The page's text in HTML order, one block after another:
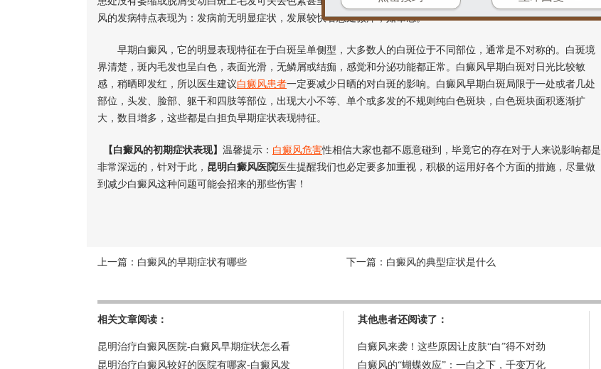
风的发病特点表现为：发病前无明显症状，发展较快者患处微痒，如窜感。
早期白癜风，它的明显表现特征在于白斑呈单侧型，大多数人的白斑位于不同部位，通常是不对称的。白斑境
界清楚，斑内毛发也呈白色，表面光滑，无鳞屑或结痂，感觉和分泌功能都正常。白癜风早期白斑对日光比较敏
感，稍晒即发红，所以医生建议白癜风患者一定要减少日晒的对白斑的影响。白癜风早期白斑局限于一处或者几处
部位，头发、脸部、躯干和四肢等部位，出现大小不等、单个或多发的不规则纯白色斑块，白色斑块面积逐渐扩
大，数目增多，这些都是白担负早期症状表现特征。
【白癜风的初期症状表现】 温馨提示： 白癜风危害性相信大家也都不愿意碰到，毕竟它的存在对于人来说影响都是
非常深远的，针对于此， 昆明白癜风医院 医生提醒我们也必定要多加重视，积极的运用好各个方面的措施，尽量做
到减少白癜风这种问题可能会招来的那些伤害！
上一篇： 白癜风的早期症状有哪些 下一篇： 白癜风的典型症状是什么
相关文章阅读：
昆明治疗白癜风医院-白癜风早期症状怎么看
昆明治疗白癜风较好的医院有哪家-白癜风发
其他患者还阅读了：
白癜风来袭！这些原因让皮肤“白”得不对劲
白癜风的“蝴蝶效应”：一白之下，千变万化